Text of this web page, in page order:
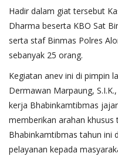
Hadir dalam giat tersebut
Dharma beserta KBO Sat
serta staf Binmas Polres
sebanyak 25 orang.
Kegiatan anev ini di pimpin
Dermawan Marpaung,
kerja Bhabinkamtibmas
memberikan arahan khusus
Bhabinkamtibmas tahun ini
pelayanan kepada